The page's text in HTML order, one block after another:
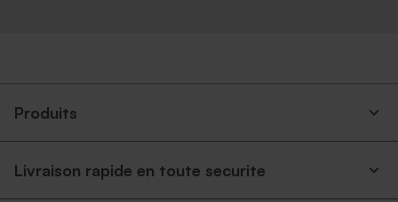
Produits
Livraison rapide en toute securite